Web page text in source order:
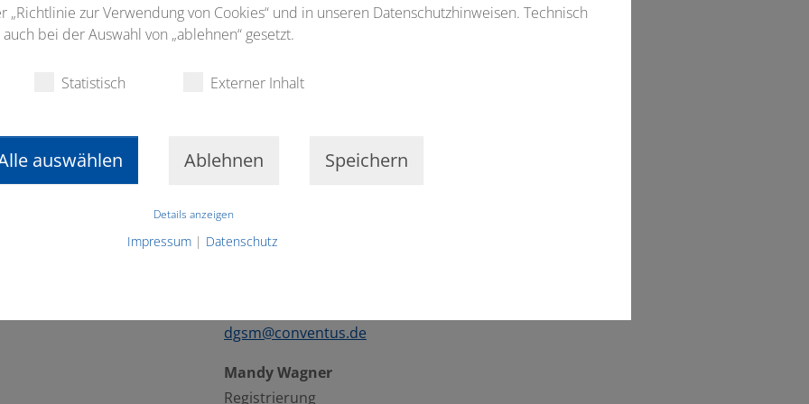
GmbH
Verantwortliches Projektteam
Dirk Eichelberger |
dgsm@conventus.de
Projektleitung Industrie
dgsm@conventus.de
dgsm@conventus.de
Mandy Wagner
Registrierung
zur Verwendung von Cookies“ und in unseren Datenschutzhinweisen. Technisch
bei der Auswahl von „ablehnen“ gesetzt.
Statistisch Externer Inhalt
auswählen Ablehnen Speichern
Details anzeigen
Impressum | Datenschutz